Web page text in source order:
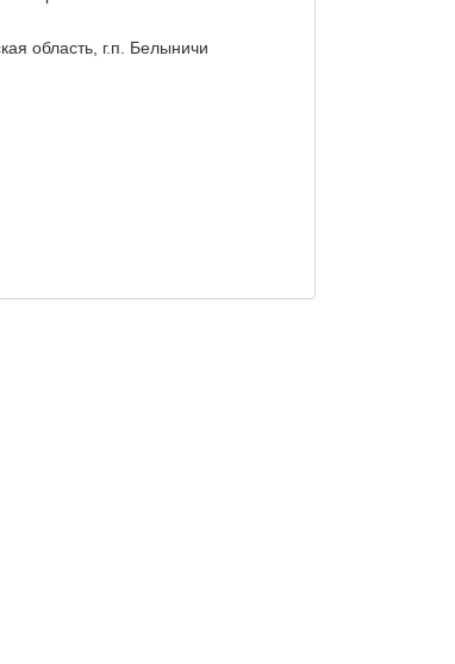
область, г.п. Белыничи